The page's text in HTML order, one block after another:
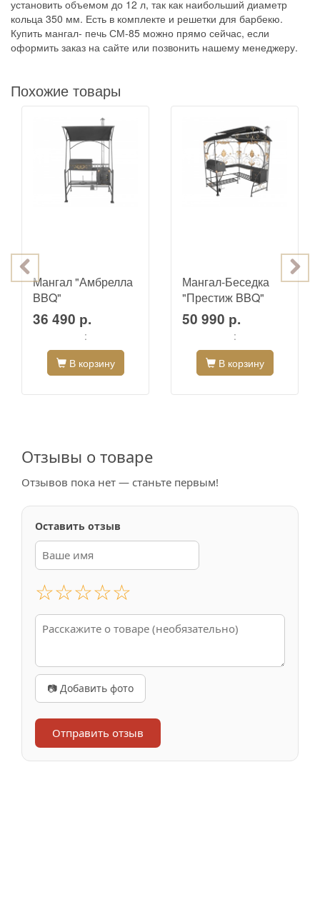
установить объемом до 12 л, так как наибольший диаметр
кольца 350 мм. Есть в комплекте и решетки для барбекю.
Купить мангал- печь СМ-85 можно прямо сейчас, если
оформить заказ на сайте или позвонить нашему менеджеру.
Похожие товары
Мангал "Амбрелла
BBQ"
36 490 р.
:
В корзину
Мангал-Беседка
"Престиж BBQ"
50 990 р.
:
В корзину
Отзывы о товаре
Отзывов пока нет — станьте первым!
Оставить отзыв
☆☆☆☆☆
📷 Добавить фото
Отправить отзыв